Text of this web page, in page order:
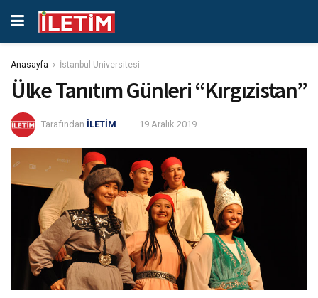
Anasayfa İstanbul Üniversitesi
Ülke Tanıtım Günleri “Kırgızistan”
Tarafından İLETİM 19 Aralık 2019